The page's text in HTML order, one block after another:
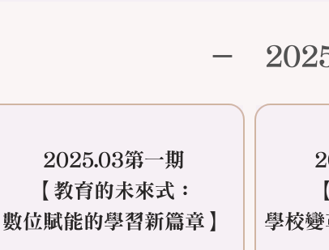
－
2025.03第一期
【教育的未來式：
數位賦能的學習新篇章】
學校變